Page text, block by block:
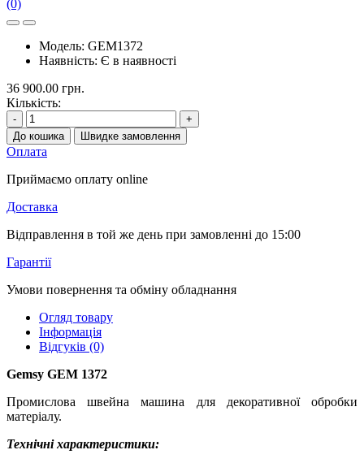
(0)
Модель: GEM1372
Наявність: Є в наявності
36 900.00 грн.
Кількість:
-
+
До кошика
Швидке замовлення
Оплата
Приймаємо оплату online
Доставка
Відправлення в той же день при замовленні до 15:00
Гарантії
Умови повернення та обміну обладнання
Огляд товару
Інформація
Відгуків (0)
Gemsy GEM 1372
Промислова швейна машина для декоративної обробки
матеріалу.
Технічні характеристики: